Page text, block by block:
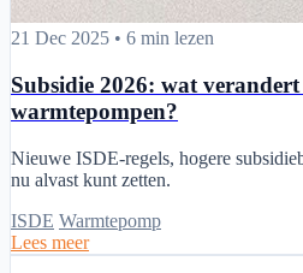
Subsidie 2026: wat verandert er voor
21 Dec 2025 • 6 min lezen
Subsidie 2026: wat
warmtepompen?
Nieuwe ISDE-regels, hogere
nu alvast kunt zetten.
ISDE Warmtepomp
Lees meer